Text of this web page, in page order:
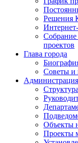
Решения
проектов
Глава города
Советы и
Администрация
Объекты
Проекты